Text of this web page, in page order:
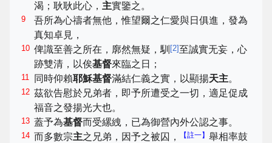
渴；耿耿此心，主實鑒之。
9
吾所為心禱者無他，惟望爾之仁愛與日俱進，發為
真知卓見，
10 俾識至善之所在，廓然無疑，馴 [2]至誠實无妄，心
跡雙清，以俟基督來臨之日；
11 同時仰賴耶穌基督滿結仁義之實，以顯揚天主。
12 茲欲告慰於兄弟者，即予所遭受之一切，適足促成
福音之發揚光大也。
13 蓋予為基督而受縲絏，已為御營內外公認之事。
14 而多數宗主之兄弟，因予之被囚， 【註一】 舉相率鼓